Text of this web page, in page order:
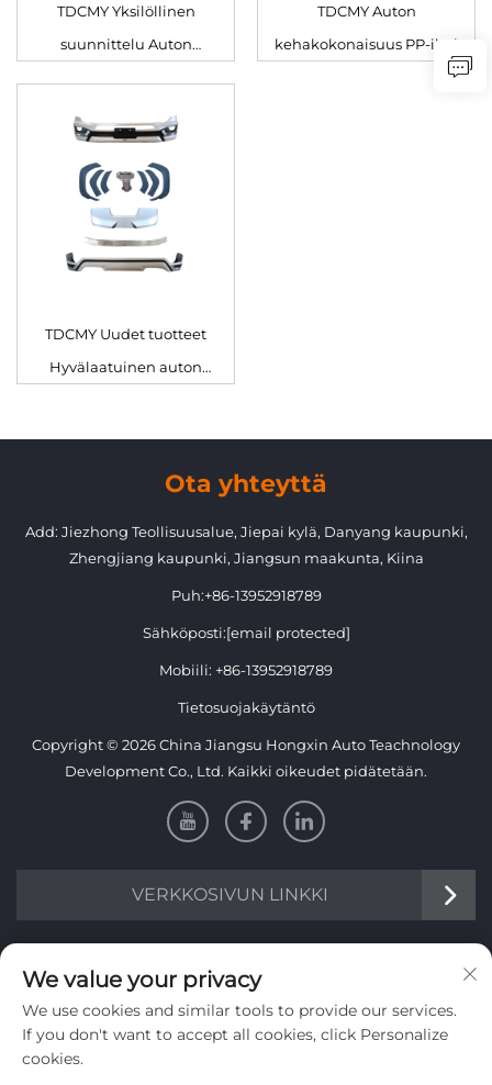
TDCMY Yksilöllinen
suunnittelu Auton
takapuskuri sumulamppu
Land Cruiser LC300GR
TDCMY Auton
kehakokonaisuus PP-ileri
TDCMY Uudet tuotteet
Hyvälaatuinen auton
Ota yhteyttä
Add: Jiezhong Teollisuusalue, Jiepai kylä, Danyang kaupunki,
Zhengjiang kaupunki, Jiangsun maakunta, Kiina
Puh:+86-13952918789
Sähköposti:[email protected]
Mobiili: +86-13952918789
Tietosuojakäytäntö
Copyright © 2026 China Jiangsu Hongxin Auto Teachnology
Development Co., Ltd. Kaikki oikeudet pidätetään.
VERKKOSIVUN LINKKI
Tietoa
Tilaa viikoittainen uutiskirjeemme
We value your privacy
We use cookies and similar tools to provide our services.
If you don't want to accept all cookies, click Personalize
cookies.